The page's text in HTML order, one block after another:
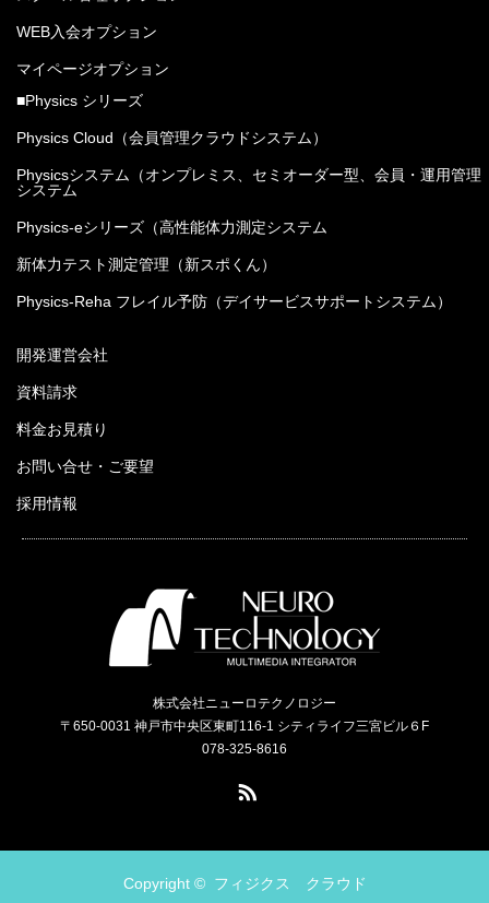
WEB入会オプション
マイページオプション
■Physics シリーズ
Physics Cloud（会員管理クラウドシステム）
Physicsシステム（オンプレミス、セミオーダー型、会員・運用管理
システム
Physics-eシリーズ（高性能体力測定システム
新体力テスト測定管理（新スポくん）
Physics-Reha フレイル予防（デイサービスサポートシステム）
開発運営会社
資料請求
料金お見積り
お問い合せ・ご要望
採用情報
株式会社ニューロテクノロジー
〒650-0031 神戸市中央区東町116-1 シティライフ三宮ビル６F
078-325-8616
Copyright © フィジクス クラウド